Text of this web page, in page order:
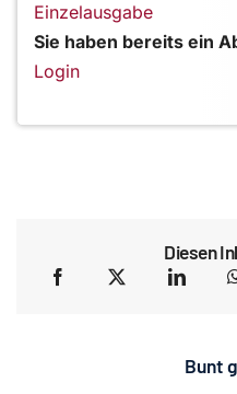
Einzelausgabe
Sie haben bereits ein
Login
Diesen
Bunt